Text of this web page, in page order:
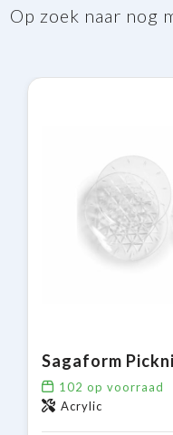
Op zoek naar nog
102 op voorraad
Acrylic